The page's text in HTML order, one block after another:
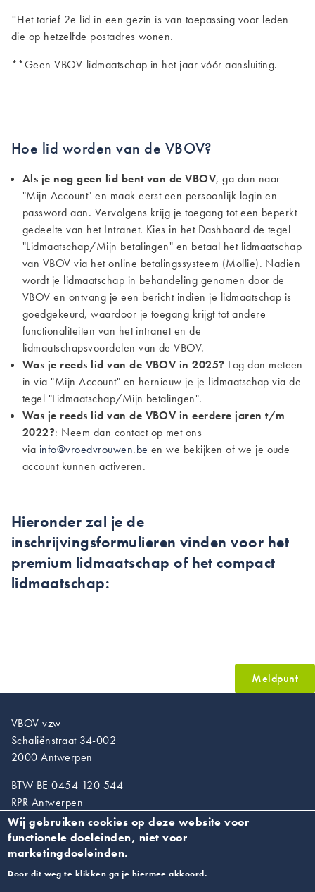
°Het tarief 2e lid in een gezin is van toepassing voor leden
die op hetzelfde postadres wonen.
**Geen VBOV-lidmaatschap in het jaar vóór aansluiting.
Hoe lid worden van de VBOV?
Als je nog geen lid bent van de VBOV, ga dan naar
"Mijn Account" en maak eerst een persoonlijk login en
password aan. Vervolgens krijg je toegang tot een beperkt
gedeelte van het Intranet. Kies in het Dashboard de tegel
"Lidmaatschap/Mijn betalingen" en betaal het lidmaatschap
van VBOV via het online betalingssysteem (Mollie). Nadien
wordt je lidmaatschap in behandeling genomen door de
VBOV en ontvang je een bericht indien je lidmaatschap is
goedgekeurd, waardoor je toegang krijgt tot andere
functionaliteiten van het intranet en de
lidmaatschapsvoordelen van de VBOV.
Was je reeds lid van de VBOV in 2025? Log dan meteen
in via "Mijn Account" en hernieuw je je lidmaatschap via de
tegel "Lidmaatschap/Mijn betalingen".
Was je reeds lid van de VBOV in eerdere jaren t/m
2022?: Neem dan contact op met ons
via info@vroedvrouwen.be en we bekijken of we je oude
account kunnen activeren.
Hieronder zal je de
inschrijvingsformulieren vinden voor het
premium lidmaatschap of het compact
lidmaatschap:
Meldpunt
VBOV vzw
Schaliënstraat 34-002
2000 Antwerpen
BTW BE 0454 120 544
RPR Antwerpen
T. 03/218.89.67
info@vroedvrouwen.be
Wij gebruiken cookies op deze website voor
functionele doeleinden, niet voor
marketingdoeleinden.
Door dit weg te klikken ga je hiermee akkoord.